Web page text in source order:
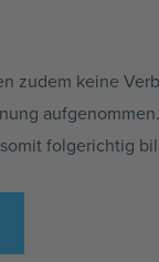
zudem keine
folgerichtig